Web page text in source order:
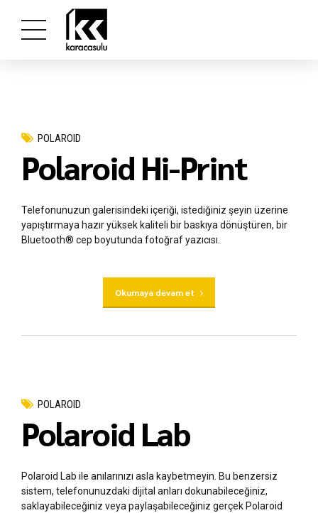
POLAROID
Polaroid Hi-Print
Telefonunuzun galerisindeki içeriği, istediğiniz şeyin üzerine
yapıştırmaya hazır yüksek kaliteli bir baskıya dönüştüren, bir
Bluetooth® cep boyutunda fotoğraf yazıcısı.
Okumaya devam et
POLAROID
Polaroid Lab
Polaroid Lab ile anılarınızı asla kaybetmeyin. Bu benzersiz
sistem, telefonunuzdaki dijital anları dokunabileceğiniz,
saklayabileceğiniz veya paylaşabileceğiniz gerçek Polaroid